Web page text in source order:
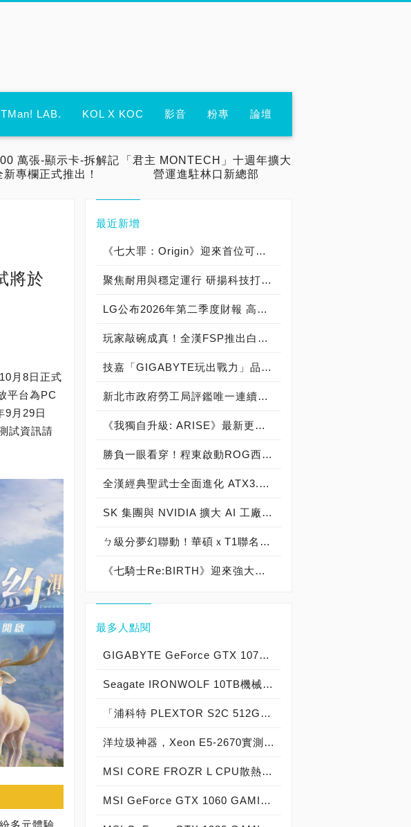
LAB. KOL X KOC 影音 粉專 論壇
萬張-顯示卡-拆解記
新專欄正式推出！
「君主 MONTECH」十週年擴大
營運進駐林口新總部
將於
月8日正式
平台為PC
9月29日
試資訊請
多元體驗
最近新增
《七大罪：Origin》迎來首位可遊玩十誡角色「德里艾利」
聚焦耐用與穩定運行 研揚科技打造新一代 COM Express Type 6 模組
LG公布2026年第二季度財報 高附加價值產品銷售成長與成本競爭力提升，營業獲利年增 147%
玩家敲碗成真！全漢FSP推出白色 VITA PM MIT 1000W 靜音電源純白上市！ MIT 白金電源首度披上純白戰袍，支援 ATX 3.1、PCIe 5.1，10年保固！
技嘉「GIGABYTE玩出戰力」品牌活動8/3讓玩家「找到專屬配備」
新北市政府勞工局評鑑唯一連續三年獲獎企業！ 宏正三度榮膺新北市政府<友善移工企業>殊榮
《我獨自升級: ARISE》最新更新 成振宇覺醒闇影君主繼承者
勝負一眼看穿！程東啟動ROG西風之神 雙螢幕AI致勝全局
全漢經典聖武士全面進化 ATX3.1，價格不變！FSP VIC BD+ 電競入門最強銅牌電源！ ATX 3.1、全新壓紋線材、登錄享 5 年保固，打造新世代入門電競首選
SK 集團與 NVIDIA 擴大 AI 工廠與次世代記憶體策略合作 規模逾 5,000 億美元的 NVIDIA-SK AI 計畫（NVIDIA-SK AI Initiative）， 涵蓋 SK Telecom 最高達 2GW 的 AI 工廠，以及與 SK 海力士的長期 AI 記憶體合作
ㄅ級分夢幻聯動！華碩ｘT1聯名顯示卡全台盛大開賣
《七騎士Re:BIRTH》迎來強大的全新英雄[天劍]宣嵐 同步推出韓國主題劇情
最多人點閱
GIGABYTE GeForce GTX 1070 Xtreme Gaming實測開箱，電競級顯示卡中的頂尖之作！
Seagate IRONWOLF 10TB機械硬碟實測開箱，氦氣填充那嘶狼守護者NAS HDD
「浦科特 PLEXTOR S2C 512GB SSD」實測開箱，超值型固態硬碟中的優質好貨！
洋垃圾神器，Xeon E5-2670實測開箱大作戰！
MSI CORE FROZR L CPU散熱器實測開箱，微星電競產品再添新兵
MSI GeForce GTX 1060 GAMING X 6G實測開箱，玩家級電競顯示卡中的神兵利器！